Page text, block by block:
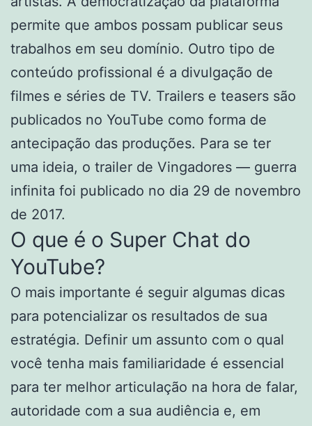
permite que ambos possam publicar seus
trabalhos em seu domínio. Outro tipo de
conteúdo profissional é a divulgação de
filmes e séries de TV. Trailers e teasers são
publicados no YouTube como forma de
antecipação das produções. Para se ter
uma ideia, o trailer de Vingadores — guerra
infinita foi publicado no dia 29 de novembro
de 2017.
O que é o Super Chat do
YouTube?
O mais importante é seguir algumas dicas
para potencializar os resultados de sua
estratégia. Definir um assunto com o qual
você tenha mais familiaridade é essencial
para ter melhor articulação na hora de falar,
autoridade com a sua audiência e, em